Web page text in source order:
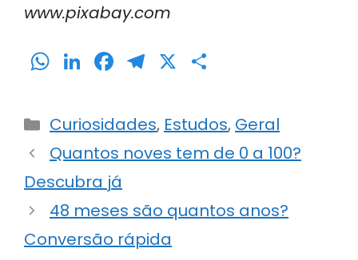
www.pixabay.com
W
a
ts
A
p
p
Li
k
e
dI
n
F
c
e
b
o
o
k
T
e
gr
a
X
ar
e
Categorias
Curiosidades, Estudos, Geral
Quantos noves tem de 0 a 100?
Descubra já
48 meses são quantos anos?
Conversão rápida